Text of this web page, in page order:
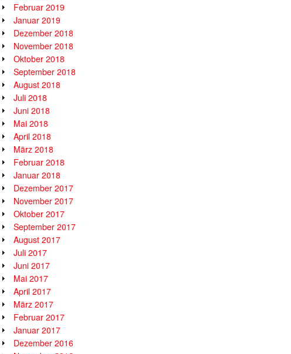
Februar 2019
Januar 2019
Dezember 2018
November 2018
Oktober 2018
September 2018
August 2018
Juli 2018
Juni 2018
Mai 2018
April 2018
März 2018
Februar 2018
Januar 2018
Dezember 2017
November 2017
Oktober 2017
September 2017
August 2017
Juli 2017
Juni 2017
Mai 2017
April 2017
März 2017
Februar 2017
Januar 2017
Dezember 2016